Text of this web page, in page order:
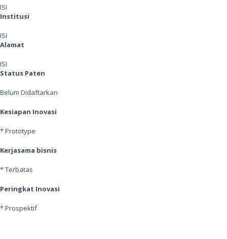
ISI
Institusi
ISI
Alamat
ISI
Status Paten
Belum Didaftarkan
Kesiapan Inovasi
* Prototype
Kerjasama bisnis
* Terbatas
Peringkat Inovasi
* Prospektif